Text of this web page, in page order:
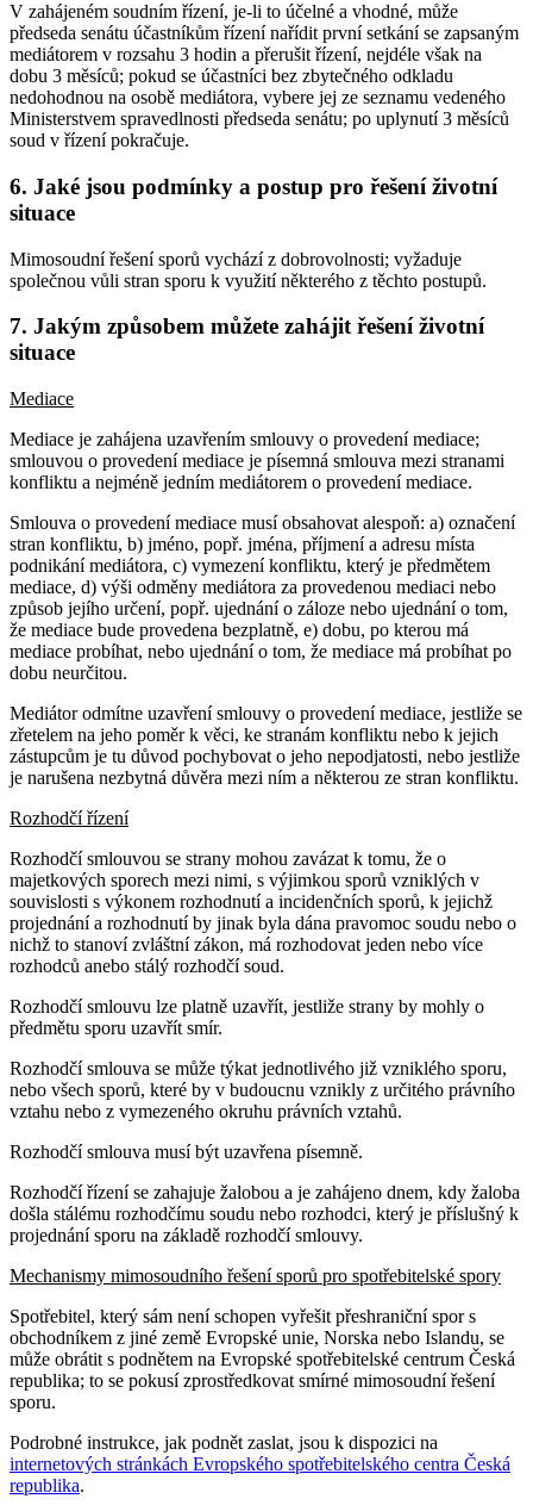
V zahájeném soudním řízení, je-li to účelné a vhodné, může
předseda senátu účastníkům řízení nařídit první setkání se zapsaným
mediátorem v rozsahu 3 hodin a přerušit řízení, nejdéle však na
dobu 3 měsíců; pokud se účastníci bez zbytečného odkladu
nedohodnou na osobě mediátora, vybere jej ze seznamu vedeného
Ministerstvem spravedlnosti předseda senátu; po uplynutí 3 měsíců
soud v řízení pokračuje.
6. Jaké jsou podmínky a postup pro řešení životní
situace
Mimosoudní řešení sporů vychází z dobrovolnosti; vyžaduje
společnou vůli stran sporu k využití některého z těchto postupů.
7. Jakým způsobem můžete zahájit řešení životní
situace
Mediace
Mediace je zahájena uzavřením smlouvy o provedení mediace;
smlouvou o provedení mediace je písemná smlouva mezi stranami
konfliktu a nejméně jedním mediátorem o provedení mediace.
Smlouva o provedení mediace musí obsahovat alespoň: a) označení
stran konfliktu, b) jméno, popř. jména, příjmení a adresu místa
podnikání mediátora, c) vymezení konfliktu, který je předmětem
mediace, d) výši odměny mediátora za provedenou mediaci nebo
způsob jejího určení, popř. ujednání o záloze nebo ujednání o tom,
že mediace bude provedena bezplatně, e) dobu, po kterou má
mediace probíhat, nebo ujednání o tom, že mediace má probíhat po
dobu neurčitou.
Mediátor odmítne uzavření smlouvy o provedení mediace, jestliže se
zřetelem na jeho poměr k věci, ke stranám konfliktu nebo k jejich
zástupcům je tu důvod pochybovat o jeho nepodjatosti, nebo jestliže
je narušena nezbytná důvěra mezi ním a některou ze stran konfliktu.
Rozhodčí řízení
Rozhodčí smlouvou se strany mohou zavázat k tomu, že o
majetkových sporech mezi nimi, s výjimkou sporů vzniklých v
souvislosti s výkonem rozhodnutí a incidenčních sporů, k jejichž
projednání a rozhodnutí by jinak byla dána pravomoc soudu nebo o
nichž to stanoví zvláštní zákon, má rozhodovat jeden nebo více
rozhodců anebo stálý rozhodčí soud.
Rozhodčí smlouvu lze platně uzavřít, jestliže strany by mohly o
předmětu sporu uzavřít smír.
Rozhodčí smlouva se může týkat jednotlivého již vzniklého sporu,
nebo všech sporů, které by v budoucnu vznikly z určitého právního
vztahu nebo z vymezeného okruhu právních vztahů.
Rozhodčí smlouva musí být uzavřena písemně.
Rozhodčí řízení se zahajuje žalobou a je zahájeno dnem, kdy žaloba
došla stálému rozhodčímu soudu nebo rozhodci, který je příslušný k
projednání sporu na základě rozhodčí smlouvy.
Mechanismy mimosoudního řešení sporů pro spotřebitelské spory
Spotřebitel, který sám není schopen vyřešit přeshraniční spor s
obchodníkem z jiné země Evropské unie, Norska nebo Islandu, se
může obrátit s podnětem na Evropské spotřebitelské centrum Česká
republika; to se pokusí zprostředkovat smírné mimosoudní řešení
sporu.
Podrobné instrukce, jak podnět zaslat, jsou k dispozici na
internetových stránkách Evropského spotřebitelského centra Česká
republika.